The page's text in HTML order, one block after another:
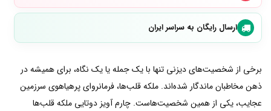
ارسال رایگان به سراسر ایران
برخی از شخصیت‌های دیزنی تنها با یک جمله یا یک نگاه، برای همیشه در
ذهن مخاطبان ماندگار شده‌اند. ملکه قلب‌ها، فرمانروای پرهیاهوی سرزمین
عجایب، یکی از همین شخصیت‌هاست. چارم آویز دوتایی ملکه قلب‌ها